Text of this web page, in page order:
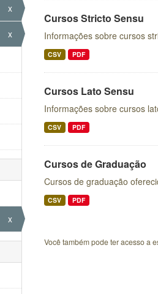
x
x
x
Cursos Stricto Sensu
Informações sobre cursos
CSV PDF
Cursos Lato Sensu
Informações sobre cursos
CSV PDF
Cursos de Graduação
Cursos de graduação
CSV PDF
Você também pode ter acesso a